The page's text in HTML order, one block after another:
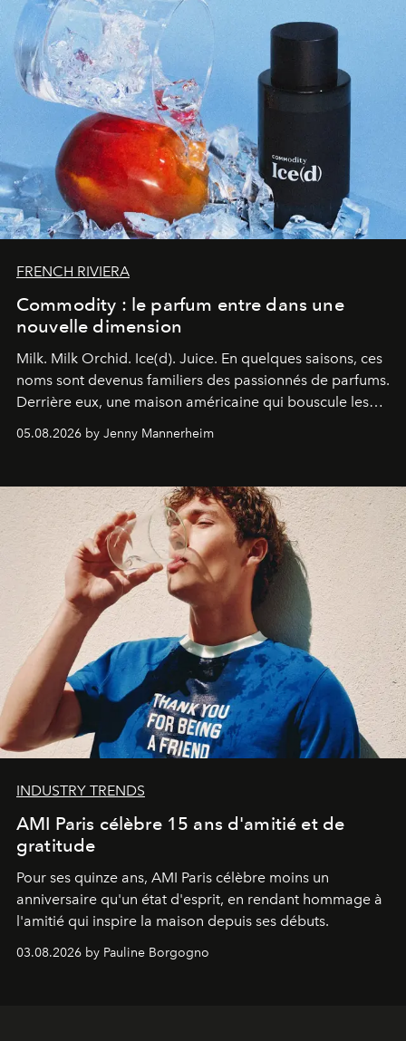
FRENCH RIVIERA
Commodity : le parfum entre dans une
nouvelle dimension
Milk. Milk Orchid. Ice(d). Juice. En quelques saisons, ces
noms sont devenus familiers des passionnés de parfums.
Derrière eux, une maison américaine qui bouscule les
codes de la parfumerie contemporaine en proposant
une approche aussi intuitive que personnelle :
05.08.2026 by Jenny Mannerheim
INDUSTRY TRENDS
AMI Paris célèbre 15 ans d'amitié et de
gratitude
Pour ses quinze ans, AMI Paris célèbre moins un
anniversaire qu'un état d'esprit, en rendant hommage à
l'amitié qui inspire la maison depuis ses débuts.
03.08.2026 by Pauline Borgogno